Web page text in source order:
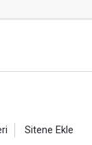
Sitene Ekle